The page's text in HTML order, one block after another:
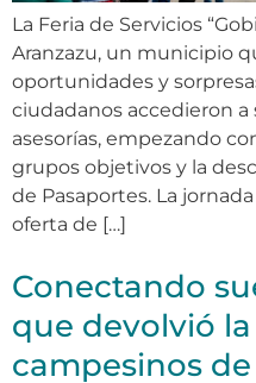
La Feria de Servicios
Aranzazu, un municipio
oportunidades y
ciudadanos accedieron a
asesorías, empezando
grupos objetivos y la
de Pasaportes. La
oferta de […]
Conectando
que devolvió
campesinos